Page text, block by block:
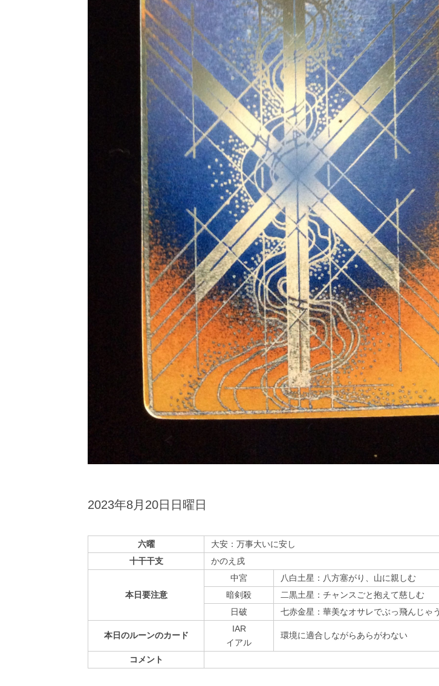
2023年8月20日日曜日
六曜
大安：万事大いに安し
十干干支
かのえ戌
本日要注意
中宮
八白土星：八方塞がり、山に親しむ
暗剣殺
二黒土星：チャンスごと抱えて慈しむ
⽇破
七赤金星：華美なオサレでぶっ飛んじゃう
本日のルーンのカード
IAR
イアル
環境に適合しながらあらがわない
コメント